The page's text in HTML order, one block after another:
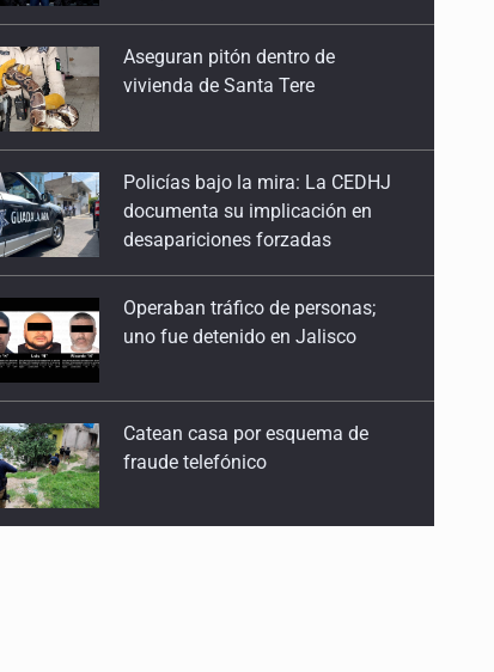
Aseguran pitón dentro de
vivienda de Santa Tere
Policías bajo la mira: La CEDHJ
documenta su implicación en
desapariciones forzadas
Operaban tráfico de personas;
uno fue detenido en Jalisco
Catean casa por esquema de
fraude telefónico